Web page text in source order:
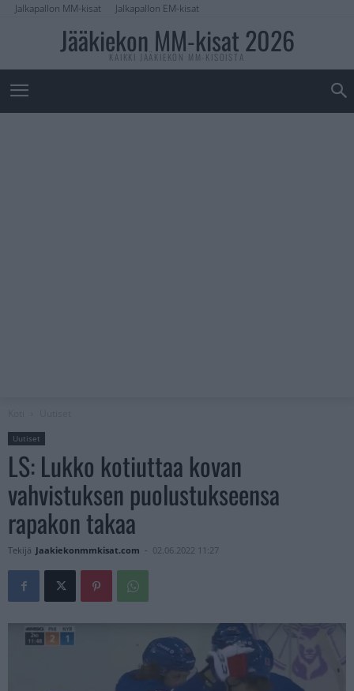
Jalkapallon MM-kisat Jalkapallon EM-kisat
Jääkiekon MM-kisat 2026
KAIKKI JÄÄKIEKON MM-KISOISTA
Uutiset
LS: Lukko kotiuttaa kovan
vahvistuksen puolustukseensa
rapakon takaa
Tekijä Jaakiekonmmkisat.com - 02.06.2022 11:27